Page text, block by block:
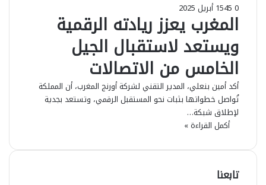
15 أبريل 2025 0
المغرب يعزز ريادته الرقمية
ويستعد لاستقبال الجيل
الخامس من الاتصالات
أكد أمين بنعلي، المدير التقني لشركة أورنج المغرب، أن المملكة
تُواصل خطواتها بثبات نحو المستقبل الرقمي، وتستعد بجدية
لإطلاق شبكة…
أكمل القراءة »
تابعنا